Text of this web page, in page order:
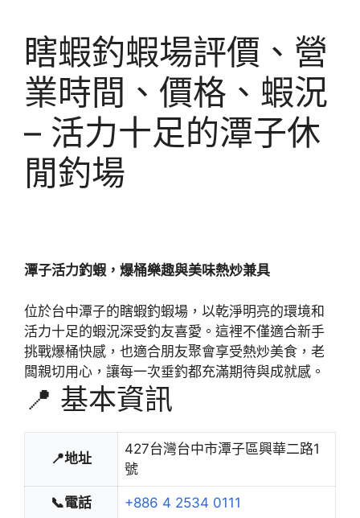
瞎蝦釣蝦場評價、營
業時間、價格、蝦況
– 活力十足的潭子休
閒釣場
潭子活力釣蝦，爆桶樂趣與美味熱炒兼具
位於台中潭子的瞎蝦釣蝦場，以乾淨明亮的環境和
活力十足的蝦況深受釣友喜愛。這裡不僅適合新手
挑戰爆桶快感，也適合朋友聚會享受熱炒美食，老
闆親切用心，讓每一次垂釣都充滿期待與成就感。
📍 基本資訊
📍地址
427台灣台中市潭子區興華二路1
號
📞電話 +886 4 2534 0111